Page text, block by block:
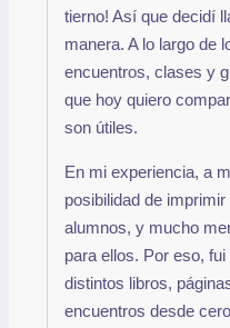
tierno! Así que decidí
manera. A lo largo de
encuentros, clases y
que hoy quiero
son útiles.
En mi experiencia, a
posibilidad de
alumnos, y mucho
para ellos. Por eso,
distintos libros,
encuentros desde